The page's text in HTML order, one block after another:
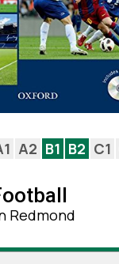
A2 B1 B2 C1
Redmond